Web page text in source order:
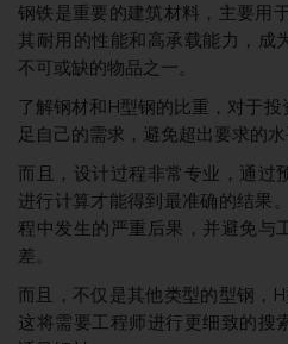
钢铁是重要的建筑材料，主要用
其耐用的性能和高承载能力，成
不可或缺的物品之一。
了解钢材和H型钢的比重，对于
足自己的需求，避免超出要求的水
而且，设计过程非常专业，通过
进行计算才能得到最准确的结果
程中发生的严重后果，并避免与
差。
而且，不仅是其他类型的型钢，
这将需要工程师进行更细致的搜